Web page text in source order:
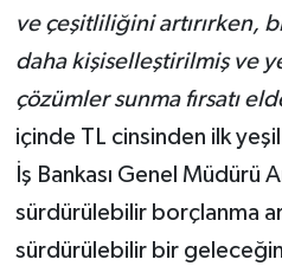
ve çeşitliliğini artırırken,
daha kişiselleştirilmiş ve
çözümler sunma fırsatı
içinde TL cinsinden ilk
İş Bankası Genel Müdürü
sürdürülebilir borçlanma
sürdürülebilir bir